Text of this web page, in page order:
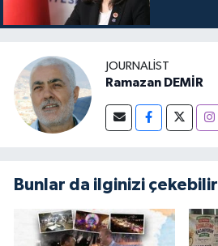
JOURNALIST
Ramazan DEMİR
Bunlar da ilginizi çekebilir